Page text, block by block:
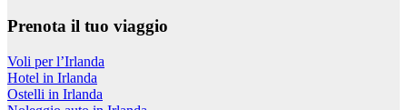
Prenota il tuo viaggio
Voli per l’Irlanda
Hotel in Irlanda
Ostelli in Irlanda